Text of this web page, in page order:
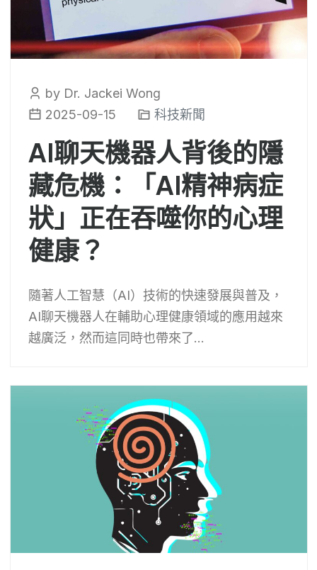
by Dr. Jackei Wong
2025-09-15
科技新聞
AI聊天機器人背後的隱
藏危機：「AI精神病症
狀」正在吞噬你的心理
健康？
隨著人工智慧（AI）技術的快速發展與普及，
AI聊天機器人在輔助心理健康領域的應用越來
越廣泛，然而這同時也帶來了...